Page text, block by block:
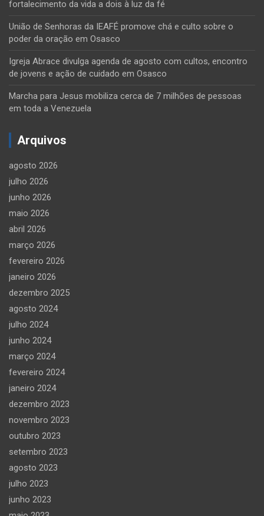
fortalecimento da vida a dois à luz da fé
União de Senhoras da IEAFÉ promove chá e culto sobre o
poder da oração em Osasco
Igreja Abrace divulga agenda de agosto com cultos, encontro
de jovens e ação de cuidado em Osasco
Marcha para Jesus mobiliza cerca de 7 milhões de pessoas
em toda a Venezuela
Arquivos
agosto 2026
julho 2026
junho 2026
maio 2026
abril 2026
março 2026
fevereiro 2026
janeiro 2026
dezembro 2025
agosto 2024
julho 2024
junho 2024
março 2024
fevereiro 2024
janeiro 2024
dezembro 2023
novembro 2023
outubro 2023
setembro 2023
agosto 2023
julho 2023
junho 2023